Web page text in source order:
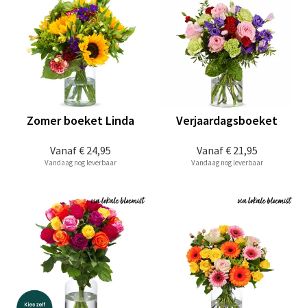
Vanaf€ 24,95
Zomer boeket Linda
Vandaag nog leverbaar
Vanaf€ 21,95
Verjaardagsboeket
Vandaag nog leverbaar